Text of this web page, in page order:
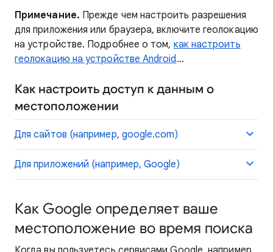
Примечание. Прежде чем настроить разрешения
для приложения или браузера, включите геолокацию
на устройстве. Подробнее о том, как настроить
геолокацию на устройстве Android…
Как настроить доступ к данным о
местоположении
Для сайтов (например, google.com)
Для приложений (например, Google)
Как Google определяет ваше
местоположение во время поиска